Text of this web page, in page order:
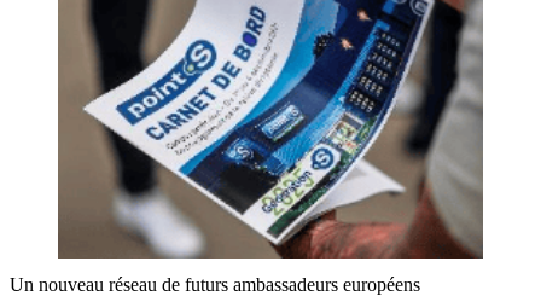
Un nouveau réseau de futurs ambassadeurs européens